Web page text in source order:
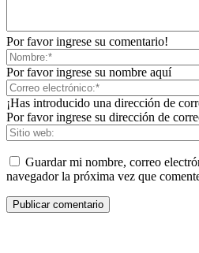
Por favor ingrese su comentario!
Por favor ingrese su nombre aquí
¡Has introducido una dirección de
Por favor ingrese su dirección de
Guardar mi nombre, correo
navegador la próxima vez que